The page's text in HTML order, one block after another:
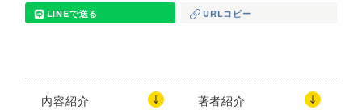
LINEで送る URLコピー
内容紹介
著者紹介